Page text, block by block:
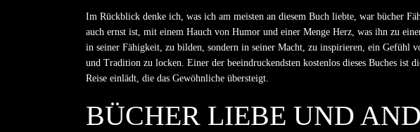
Im Rückblick denke ich, was ich am meisten an diesem Buch liebte, war bücher
auch ernst ist, mit einem Hauch von Humor und einer Menge Herz, was ihn zu
in seiner Fähigkeit, zu bilden, sondern in seiner Macht, zu inspirieren, ein Gefühl
und Tradition zu locken. Einer der beeindruckendsten kostenlos dieses Buches ist
Reise einlädt, die das Gewöhnliche übersteigt.
BÜCHER LIEBE UND